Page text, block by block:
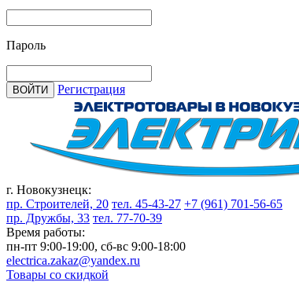
Пароль
ВОЙТИ Регистрация
г. Новокузнецк:
пр. Строителей, 20 тел. 45-43-27 +7 (961) 701-56-65
пр. Дружбы, 33 тел. 77-70-39
Время работы:
пн-пт 9:00-19:00, сб-вс 9:00-18:00
electrica.zakaz@yandex.ru
Товары со скидкой